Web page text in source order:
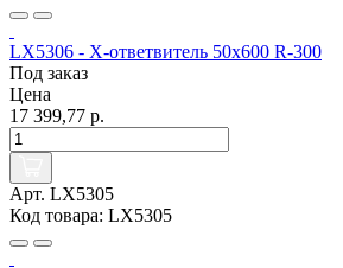
LX5306 - Х-ответвитель 50х600 R-300
Под заказ
Цена
17 399,77 р.
Арт. LX5305
Код товара: LX5305